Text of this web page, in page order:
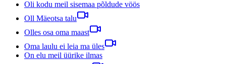
Oli kodu meil sisemaa põldude vöös
Oll Mäeotsa talu
Olles osa oma maast
Oma laulu ei leia ma üles
On elu meil üürike ilmas